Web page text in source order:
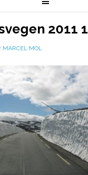
2011 1
MARCEL MOL